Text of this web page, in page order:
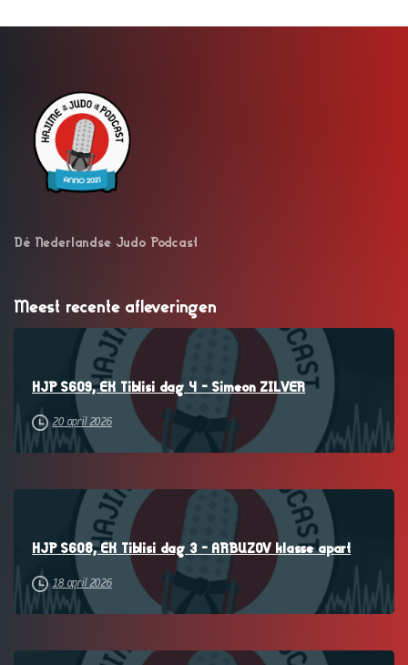
Dé Nederlandse Judo Podcast
Meest recente afleveringen
HJP S609, EK Tiblisi dag 4 – Simeon ZILVER
20 april 2026
HJP S608, EK Tiblisi dag 3 – ARBUZOV klasse apart
18 april 2026